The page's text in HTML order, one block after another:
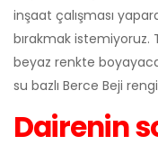
inşaat çalışması
bırakmak istemiyoruz.
beyaz renkte
su bazlı Berce Beji
Dairenin